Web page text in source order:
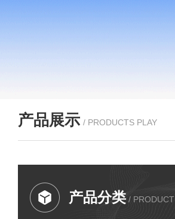
产品展示 / PRODUCTS PLAY
产品分类 / PRODUCT